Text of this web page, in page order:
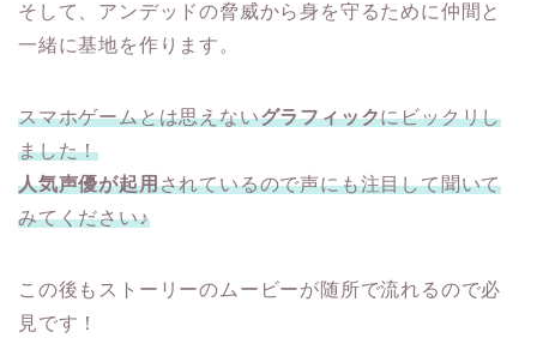
そして、アンデッドの脅威から身を守るために仲間と
一緒に基地を作ります。
スマホゲームとは思えないグラフィックにビックリし
ました！
人気声優が起用されているので声にも注目して聞いて
みてください♪
この後もストーリーのムービーが随所で流れるので必
見です！